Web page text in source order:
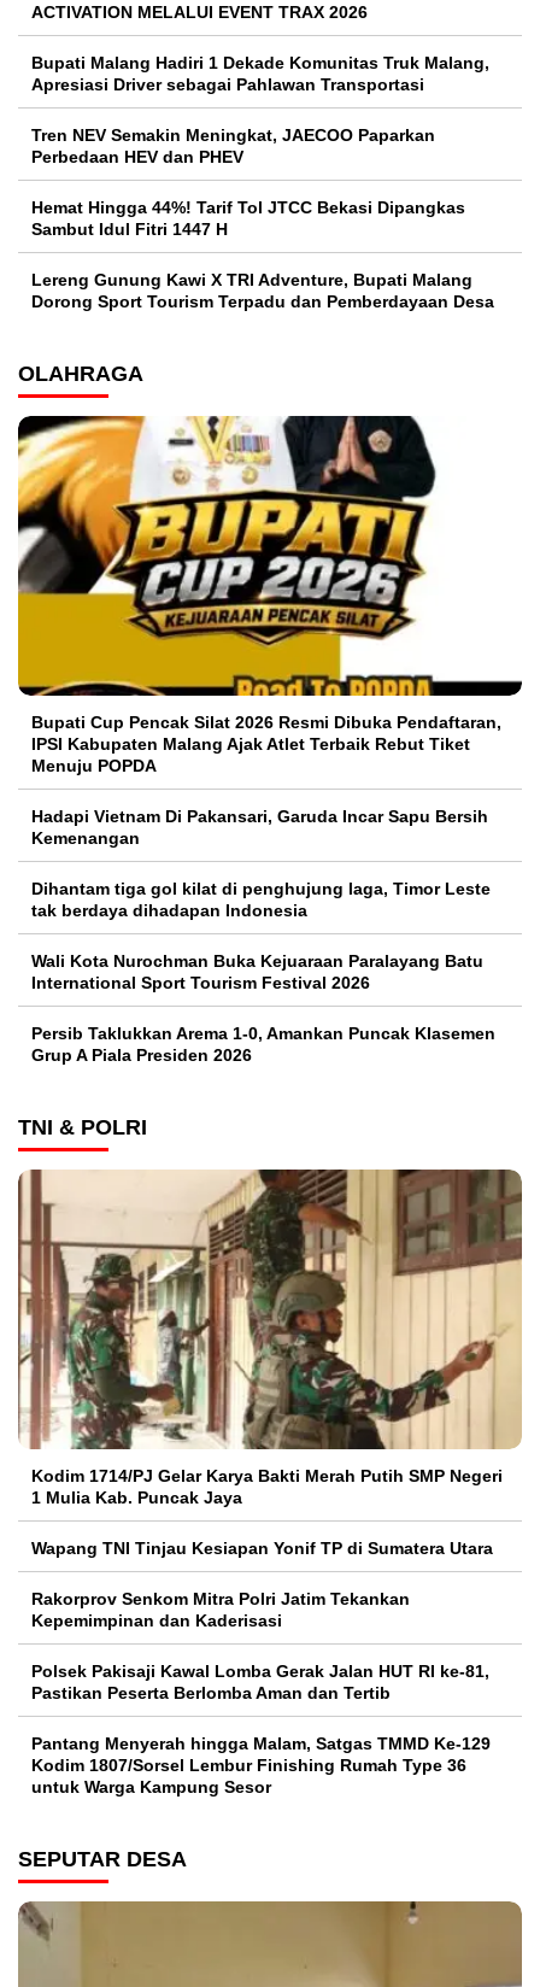
ACTIVATION MELALUI EVENT TRAX 2026
Bupati Malang Hadiri 1 Dekade Komunitas Truk Malang,
Apresiasi Driver sebagai Pahlawan Transportasi
Tren NEV Semakin Meningkat, JAECOO Paparkan
Perbedaan HEV dan PHEV
Hemat Hingga 44%! Tarif Tol JTCC Bekasi Dipangkas
Sambut Idul Fitri 1447 H
Lereng Gunung Kawi X TRI Adventure, Bupati Malang
Dorong Sport Tourism Terpadu dan Pemberdayaan Desa
OLAHRAGA
Bupati Cup Pencak Silat 2026 Resmi Dibuka Pendaftaran,
IPSI Kabupaten Malang Ajak Atlet Terbaik Rebut Tiket
Menuju POPDA
Hadapi Vietnam Di Pakansari, Garuda Incar Sapu Bersih
Kemenangan
Dihantam tiga gol kilat di penghujung laga, Timor Leste
tak berdaya dihadapan Indonesia
Wali Kota Nurochman Buka Kejuaraan Paralayang Batu
International Sport Tourism Festival 2026
Persib Taklukkan Arema 1-0, Amankan Puncak Klasemen
Grup A Piala Presiden 2026
TNI & POLRI
Kodim 1714/PJ Gelar Karya Bakti Merah Putih SMP Negeri
1 Mulia Kab. Puncak Jaya
Wapang TNI Tinjau Kesiapan Yonif TP di Sumatera Utara
Rakorprov Senkom Mitra Polri Jatim Tekankan
Kepemimpinan dan Kaderisasi
Polsek Pakisaji Kawal Lomba Gerak Jalan HUT RI ke-81,
Pastikan Peserta Berlomba Aman dan Tertib
Pantang Menyerah hingga Malam, Satgas TMMD Ke-129
Kodim 1807/Sorsel Lembur Finishing Rumah Type 36
untuk Warga Kampung Sesor
SEPUTAR DESA